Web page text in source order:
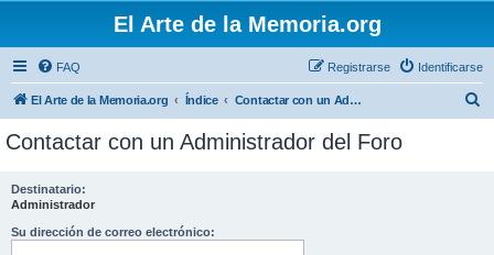
El Arte de la Memoria.org
FAQ Identificarse
Registrarse
El Arte de la Memoria.org Índice Contactar con un Administrador del Foro
Contactar con un Administrador del Foro
Destinatario:
Administrador
Su dirección de correo electrónico: